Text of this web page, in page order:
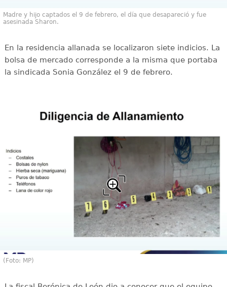
Madre y hijo captados el 9 de febrero, el día que desapareció y fue
asesinada Sharon.
En la residencia allanada se localizaron siete indicios. La
bolsa de mercado corresponde a la misma que portaba
la sindicada Sonia González el 9 de febrero.
(Foto: MP)